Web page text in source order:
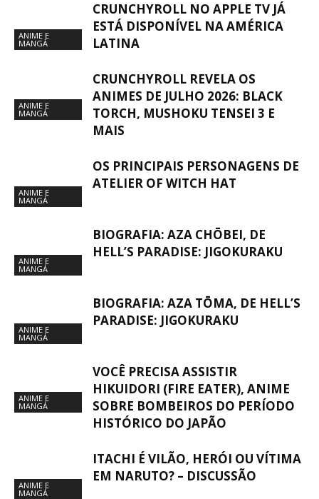
ANIME E
MANGÁ
CRUNCHYROLL NO APPLE TV JÁ
ESTÁ DISPONÍVEL NA AMÉRICA
LATINA
ANIME E
MANGÁ
CRUNCHYROLL REVELA OS
ANIMES DE JULHO 2026: BLACK
TORCH, MUSHOKU TENSEI 3 E
MAIS
ANIME E
MANGÁ
OS PRINCIPAIS PERSONAGENS DE
ATELIER OF WITCH HAT
ANIME E
MANGÁ
BIOGRAFIA: AZA CHŌBEI, DE
HELL’S PARADISE: JIGOKURAKU
ANIME E
MANGÁ
BIOGRAFIA: AZA TŌMA, DE HELL’S
PARADISE: JIGOKURAKU
ANIME E
MANGÁ
VOCÊ PRECISA ASSISTIR
HIKUIDORI (FIRE EATER), ANIME
SOBRE BOMBEIROS DO PERÍODO
HISTÓRICO DO JAPÃO
ANIME E
MANGÁ
ITACHI É VILÃO, HERÓI OU VÍTIMA
EM NARUTO? – DISCUSSÃO